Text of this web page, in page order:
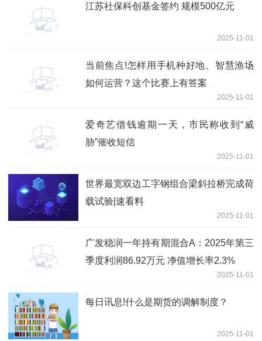
江苏社保科创基金签约 规模500亿元
2025-11-01
当前焦点!怎样用手机种好地、智慧渔场
如何运营？这个比赛上有答案
2025-11-01
爱奇艺借钱逾期一天，市民称收到“威
胁”催收短信
2025-11-01
世界最宽双边工字钢组合梁斜拉桥完成荷
载试验|速看料
2025-11-01
广发稳润一年持有期混合A：2025年第三
季度利润86.92万元 净值增长率2.3%
2025-11-01
每日讯息!什么是期货的调解制度？
2025-11-01